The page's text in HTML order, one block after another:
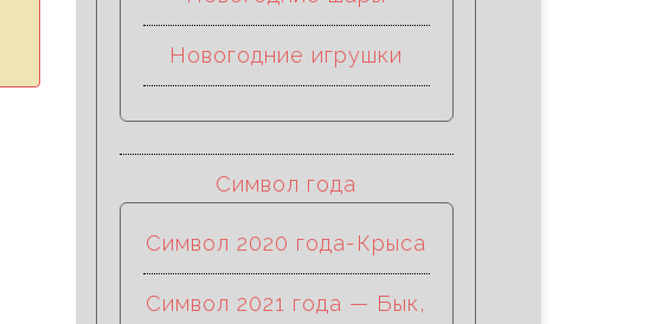
Новогодние игрушки
Символ года
Символ 2020 года-Крыса
Символ 2021 года — Бык,